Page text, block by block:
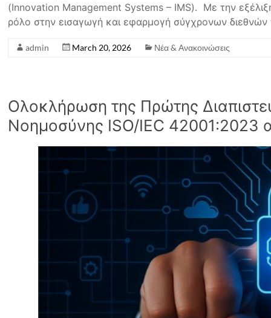
(Innovation Management Systems – IMS). Με την
ρόλο στην εισαγωγή και εφαρμογή σύγχρονων
admin March 20, 2026 Νέα & Ανακοινώσεις
Ολοκλήρωση της Πρώτης
Νοημοσύνης ISO/IEC 42001:2023